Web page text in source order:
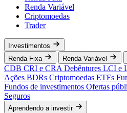
Renda Variável
Criptomoedas
Trader
Investimentos
Renda Fixa
Renda Variável
CDB CRI e CRA Debêntures LCI e
Ações BDRs Criptomoedas ETFs
Fundos de investimentos Ofertas
Seguros
Aprendendo a investir